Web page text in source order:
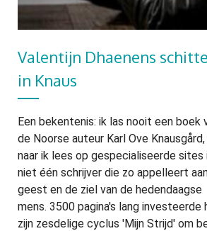
Valentijn Dhaenens
in Knaus
Een bekentenis: ik las nooit een boek
de Noorse auteur Karl Ove
naar ik lees op gespecialiseerde sites
niet één schrijver die zo appelleert
geest en de ziel van de hedendaagse
mens. 3500 pagina's lang investeerde
zijn zesdelige cyclus 'Mijn Strijd' om